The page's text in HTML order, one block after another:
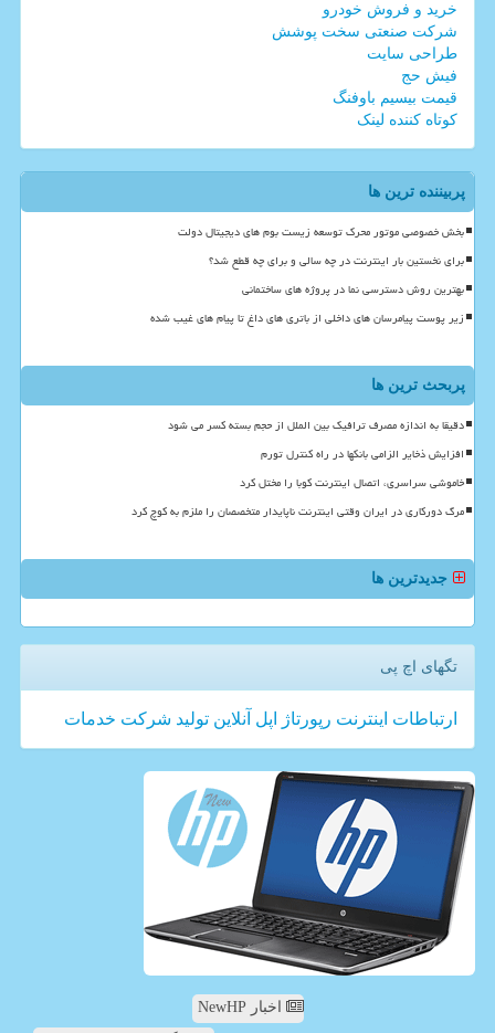
خرید و فروش خودرو
شرکت صنعتی سخت پوشش
طراحی سایت
فیش حج
قیمت بیسیم باوفنگ
کوتاه کننده لینک
پربیننده ترین ها
بخش خصوصی موتور محرک توسعه زیست بوم های دیجیتال دولت
برای نخستین بار اینترنت در چه سالی و برای چه قطع شد؟
بهترین روش دسترسی نما در پروژه های ساختمانی
زیر پوست پیامرسان های داخلی از باتری های داغ تا پیام های غیب شده
پربحث ترین ها
دقیقا به اندازه مصرف ترافیک بین الملل از حجم بسته کسر می شود
افزایش ذخایر الزامی بانکها در راه کنترل تورم
خاموشی سراسری، اتصال اینترنت کوبا را مختل کرد
مرگ دورکاری در ایران وقتی اینترنت ناپایدار متخصصان را ملزم به کوچ کرد
جدیدترین ها
تگهای اچ پی
ارتباطات اینترنت رپورتاژ اپل آنلاین تولید شركت خدمات
اخبار NewHP